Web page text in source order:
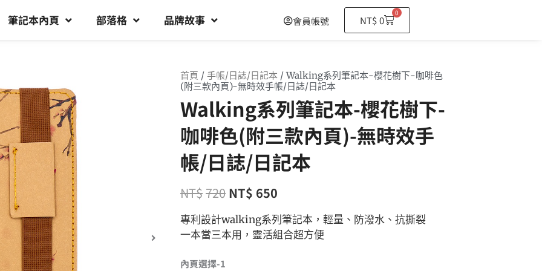
筆記本內頁 部落格 品牌故事 會員帳號 NT$0
0
購
物
首頁 / 手帳/日誌/日記本 / Walking系列筆記本-櫻花樹下-咖啡色
(附三款內頁)-無時效手帳/日誌/日記本
Walking系列筆記本-櫻花樹下-
咖啡色(附三款內頁)-無時效手
帳/日誌/日記本
NT$720 NT$ 650
專利設計walking系列筆記本，輕量、防潑水、抗撕裂
一本當三本用，靈活組合超方便
內頁選擇-1